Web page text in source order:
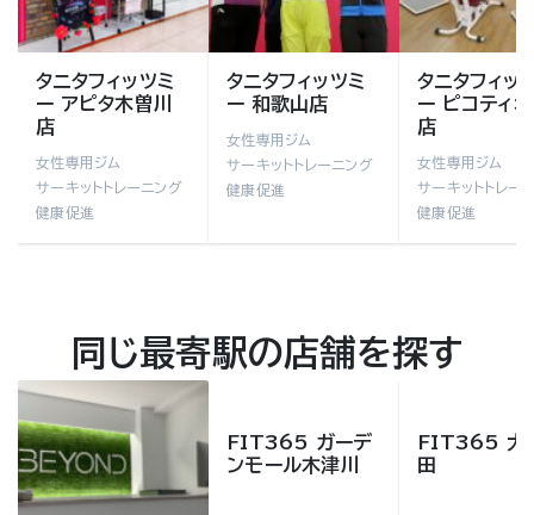
タニタフィッツミ
ー アピタ木曽川
店
女性専用ジム
サーキットトレーニング
健康促進
タニタフィッツミ
ー 和歌山店
女性専用ジム
サーキットトレーニング
健康促進
タニタフィッ
ー ピコティ
店
女性専用ジム
サーキットトレー
健康促進
同じ最寄駅の店舗を探す
FIT365 ガーデ
ンモール木津川
FIT365 大
田